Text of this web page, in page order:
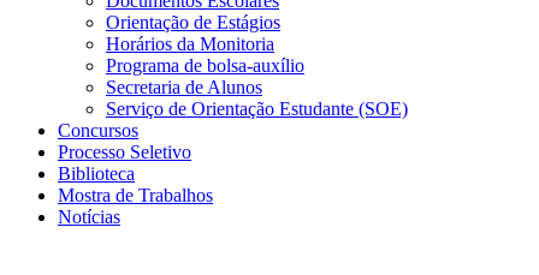
Orientação de Estágios
Horários da Monitoria
Programa de bolsa-auxílio
Secretaria de Alunos
Serviço de Orientação Estudante (SOE)
Concursos
Processo Seletivo
Biblioteca
Mostra de Trabalhos
Notícias